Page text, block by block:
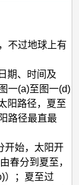
不过地球上有
期、时间及
一(a)至图一(d)
阳路径，夏至
路径最直最
开始，太阳开
春分到夏至，
）；夏至过